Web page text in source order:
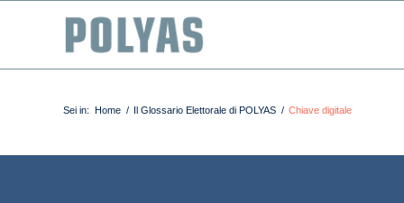
Sei in: Home / Il Glossario Elettorale di POLYAS / Chiave digitale